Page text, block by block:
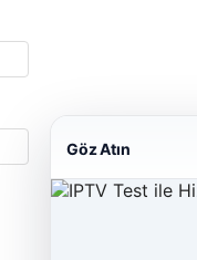
Göz Atın